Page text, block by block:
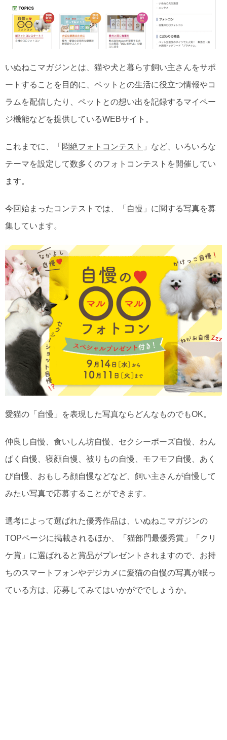
いぬねこマガジンとは、猫や犬と暮らす飼い主さんをサポ
ートすることを目的に、ペットとの生活に役立つ情報やコ
ラムを配信したり、ペットとの想い出を記録するマイペー
ジ機能などを提供しているWEBサイト。
これまでに、「 悶絶フォトコンテスト 」など、いろいろな
テーマを設定して数多くのフォトコンテストを開催してい
ます。
今回始まったコンテストでは、「自慢」に関する写真を募
集しています。
愛猫の「自慢」を表現した写真ならどんなものでもOK。
仲良し自慢、食いしん坊自慢、セクシーポーズ自慢、わん
ぱく自慢、寝顔自慢、被りもの自慢、モフモフ自慢、あく
び自慢、おもしろ顔自慢などなど、飼い主さんが自慢して
みたい写真で応募することができます。
選考によって選ばれた優秀作品は、いぬねこマガジンの
TOPページに掲載されるほか、「猫部門最優秀賞」「クリ
ケ賞」に選ばれると賞品がプレゼントされますので、お持
ちのスマートフォンやデジカメに愛猫の自慢の写真が眠っ
ている方は、応募してみてはいかがででしょうか。